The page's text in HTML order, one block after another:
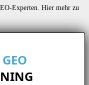
Experten. Hier mehr zu